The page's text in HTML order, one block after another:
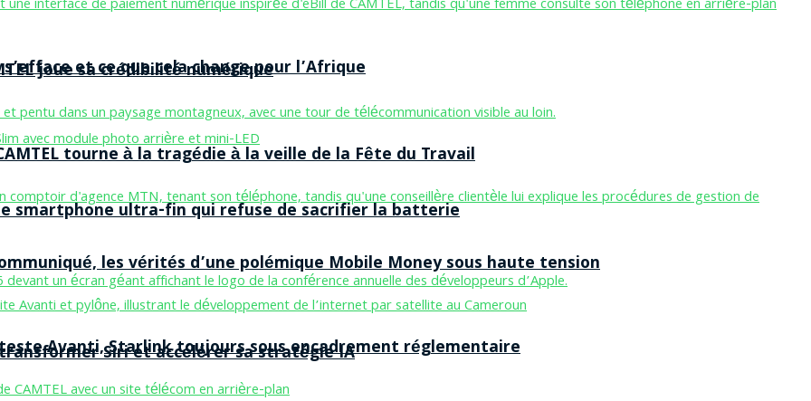
et ce que cela change pour l’Afrique
le smartphone ultra-fin qui refuse de sacrifier la batterie
transformer Siri et accélérer sa stratégie IA
joue sa crédibilité numérique
tourne à la tragédie à la veille de la Fête du Travail
les vérités d’une polémique Mobile Money sous haute tension
Avanti, Starlink toujours sous encadrement réglementaire